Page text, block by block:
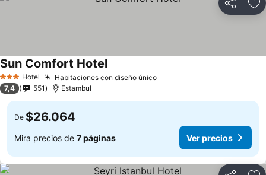
Compartir
3 Estrellas
Hotel Habitaciones con diseño único
Sun Comfort Hotel
7,4 551 Estambul
De $26.064
Mira precios de 7 páginas Ver precios